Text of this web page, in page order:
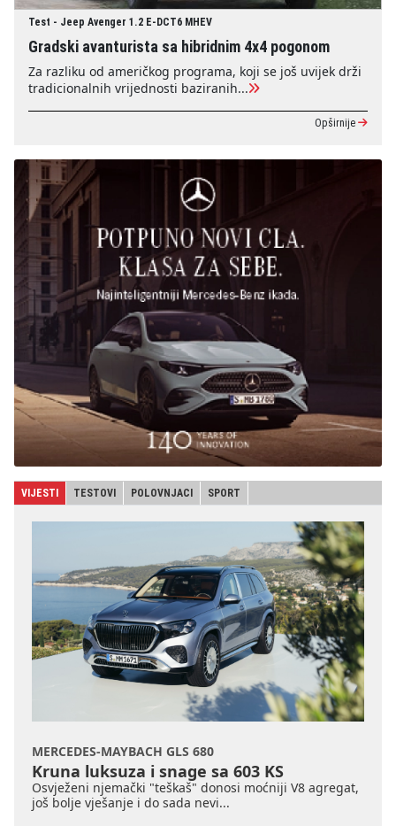
Test - Jeep Avenger 1.2 E-DCT6 MHEV
Gradski avanturista sa hibridnim 4x4 pogonom
Za razliku od američkog programa, koji se još uvijek drži
tradicionalnih vrijednosti baziranih...
Opširnije
VIJESTI TESTOVI POLOVNJACI SPORT
MERCEDES-MAYBACH GLS 680
Kruna luksuza i snage sa 603 KS
Osvježeni njemački "teškaš" donosi moćniji V8 agregat,
još bolje vješanje i do sada nevi...